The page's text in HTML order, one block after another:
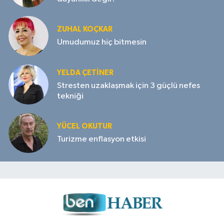
ZUHAL KOÇKAR
Umudumuz hiç bitmesin
YELDA ÇETİNER
Stresten uzaklaşmak için 3 güçlü nefes
tekniği
YÜCEL OKUTUR
Turizme enflasyon etkisi